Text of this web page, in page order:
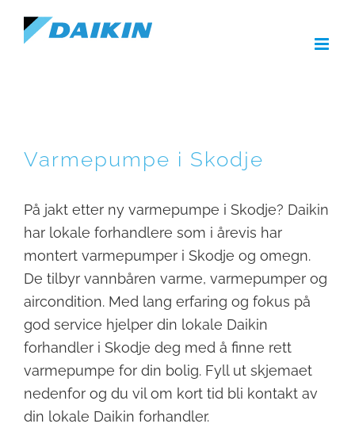
content
Varmepumpe i Skodje
På jakt etter ny varmepumpe i Skodje? Daikin
har lokale forhandlere som i årevis har
montert varmepumper i Skodje og omegn.
De tilbyr vannbåren varme, varmepumper og
aircondition. Med lang erfaring og fokus på
god service hjelper din lokale Daikin
forhandler i Skodje deg med å finne rett
varmepumpe for din bolig. Fyll ut skjemaet
nedenfor og du vil om kort tid bli kontakt av
din lokale Daikin forhandler.